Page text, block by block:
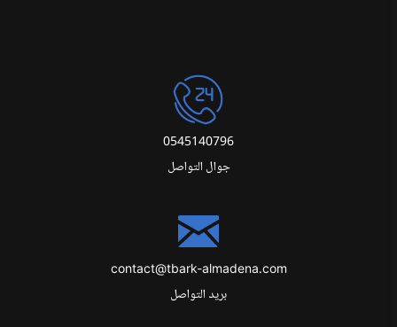
0545140796
جوال التواصل
contact@tbark-almadena.com
بريد التواصل